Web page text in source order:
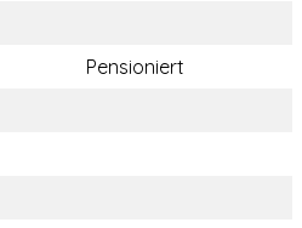
Pensioniert